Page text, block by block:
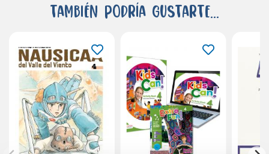
También podría gustarte...